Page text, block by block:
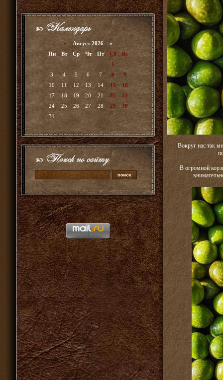
« Август 2026 »
Пн
Вт Ср Чт Пт Сб
Вс
1
2
3
4 5 6 7 8
9
10
11 12 13 14 15
16
17
18 19 20 21 22
23
24
25 26 27 28 29
30
31
Вокруг нас так
В огромной